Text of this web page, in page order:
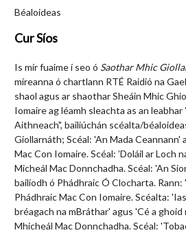
Béaloideas
Cur Síos
Is mír fuaime í seo ó Saothar Mhic
míreanna ó chartlann RTÉ Raidió na
shaol agus ar shaothar Sheáin Mhic
Iomaire ag léamh sleachta as an
Aithneach", bailiúchán scéalta/
Giollarnáth; Scéal: 'An Mada Ceannann'
Mac Con Iomaire. Scéal: ’Doláil ar Loch
Micheál Mac Donnchadha. Scéal: 'An
bailíodh ó Phádhraic Ó Clocharta. Rann:
Phádhraic Mac Con Iomaire. Scéalta:
bréagach na mBráthar' agus 'Cé a ghoid
Mhicheál Mac Donnchadha. Scéal: